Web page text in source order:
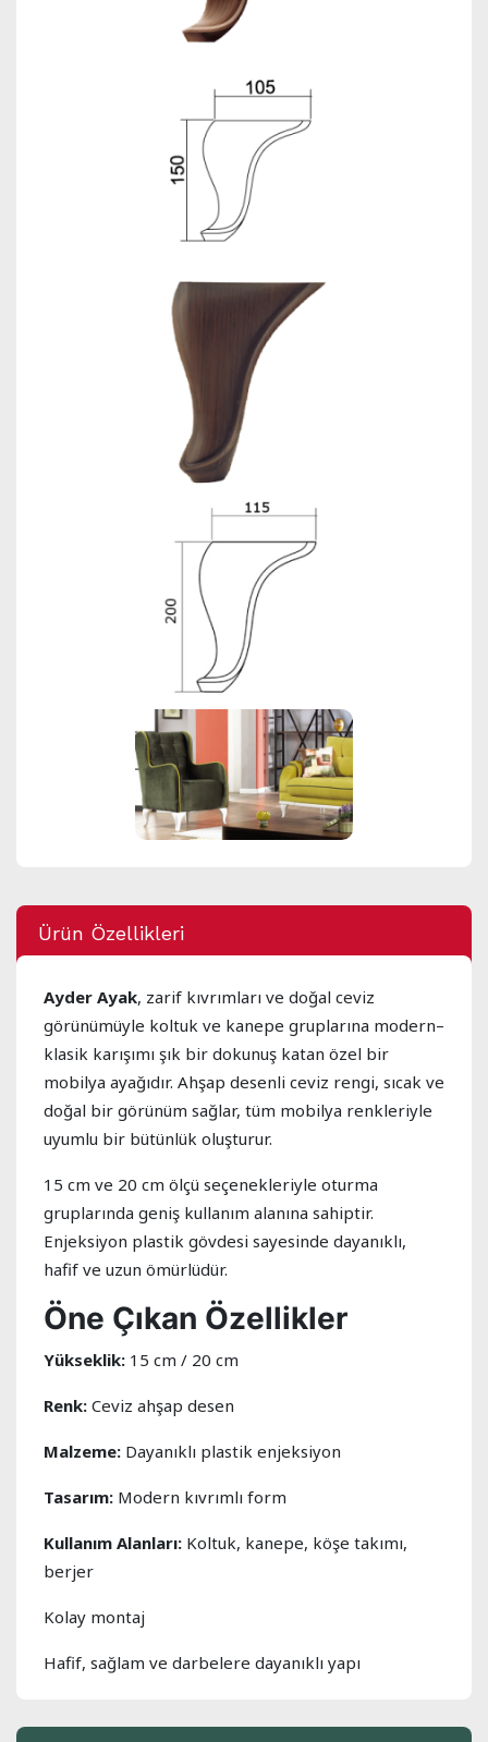
Ürün Özellikleri
Ayder Ayak, zarif kıvrımları ve doğal ceviz
görünümüyle koltuk ve kanepe gruplarına modern–
klasik karışımı şık bir dokunuş katan özel bir
mobilya ayağıdır. Ahşap desenli ceviz rengi, sıcak ve
doğal bir görünüm sağlar, tüm mobilya renkleriyle
uyumlu bir bütünlük oluşturur.
15 cm ve 20 cm ölçü seçenekleriyle oturma
gruplarında geniş kullanım alanına sahiptir.
Enjeksiyon plastik gövdesi sayesinde dayanıklı,
hafif ve uzun ömürlüdür.
Öne Çıkan Özellikler
Yükseklik: 15 cm / 20 cm
Renk: Ceviz ahşap desen
Malzeme: Dayanıklı plastik enjeksiyon
Tasarım: Modern kıvrımlı form
Kullanım Alanları: Koltuk, kanepe, köşe takımı,
berjer
Kolay montaj
Hafif, sağlam ve darbelere dayanıklı yapı